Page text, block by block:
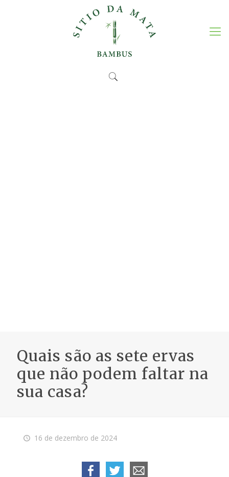
Quais são as sete ervas
que não podem faltar na
sua casa?
16 de dezembro de 2024